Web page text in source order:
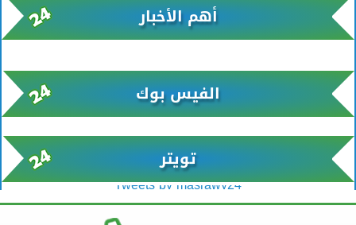
أهم الأخبار
الفيس بوك
تويتر
Tweets by masrawy24